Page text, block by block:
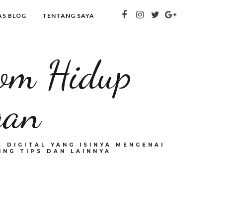
BLOG TENTANG SAYA
Hidup
YANG ISINYA MENGENAI
TIPS DAN LAINNYA